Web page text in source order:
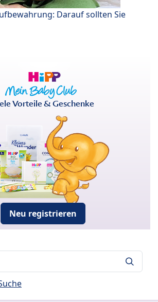
Darauf sollten Sie
Vorteile & Geschenke
Neu registrieren